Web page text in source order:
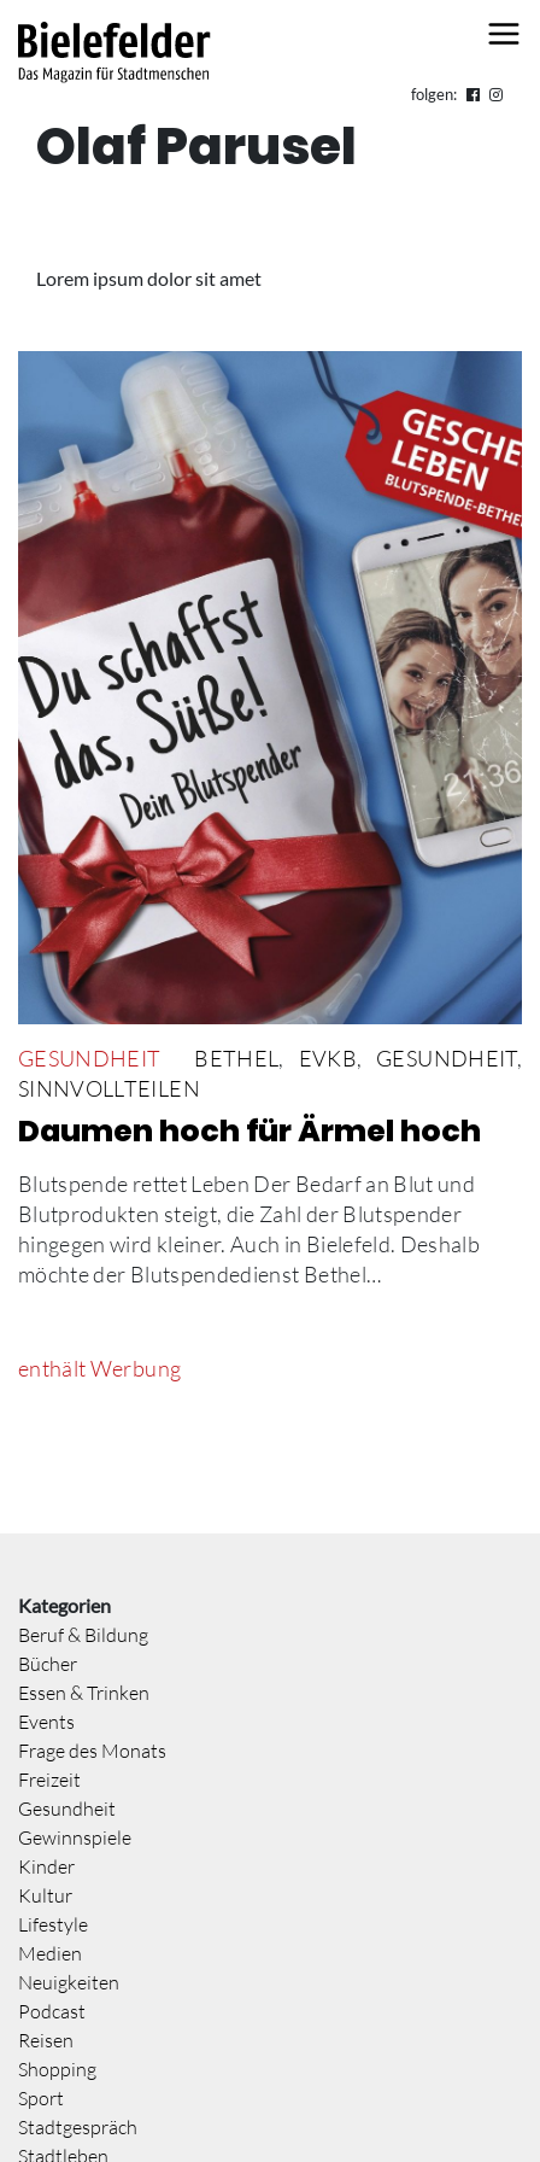
folgen:
Olaf Parusel
Lorem ipsum dolor sit amet
GESUNDHEIT BETHEL , EVKB, GESUNDHEIT,
SINNVOLLTEILEN
Daumen hoch für Ärmel hoch
Blutspende rettet Leben Der Bedarf an Blut und
Blutprodukten steigt, die Zahl der Blutspender
hingegen wird kleiner. Auch in Bielefeld. Deshalb
möchte der Blutspendedienst Bethel…
enthält Werbung
Kategorien
Beruf & Bildung
Bücher
Essen & Trinken
Events
Frage des Monats
Freizeit
Gesundheit
Gewinnspiele
Kinder
Kultur
Lifestyle
Medien
Neuigkeiten
Podcast
Reisen
Shopping
Sport
Stadtgespräch
Stadtleben